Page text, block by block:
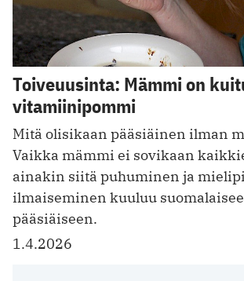
Toiveuusinta: Mämmi on
vitamiinipommi
Mitä olisikaan pääsiäinen ilman
Vaikka mämmi ei sovikaan
ainakin siitä puhuminen ja
ilmaiseminen kuuluu
pääsiäiseen.
1.4.2026